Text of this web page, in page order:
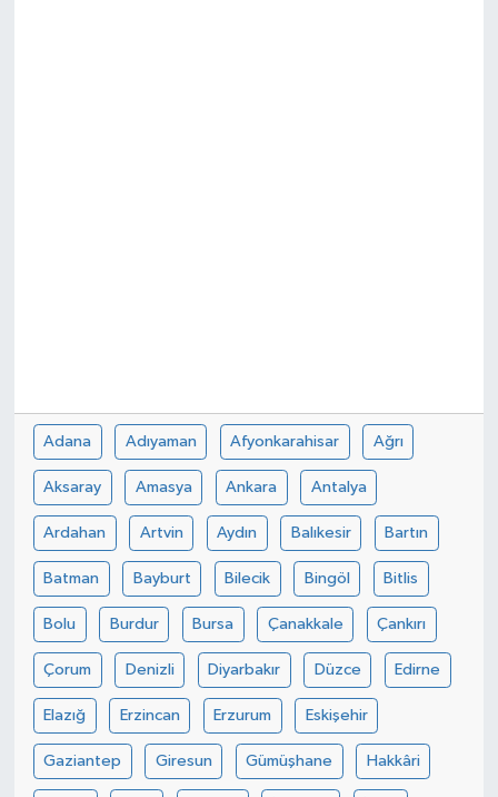
Adana Adıyaman Afyonkarahisar Ağrı
Aksaray Amasya Ankara Antalya
Ardahan Artvin Aydın Balıkesir Bartın
Batman Bayburt Bilecik Bingöl Bitlis
Bolu Burdur Bursa Çanakkale Çankırı
Çorum Denizli Diyarbakır Düzce Edirne
Elazığ Erzincan Erzurum Eskişehir
Gaziantep Giresun Gümüşhane Hakkâri
Gönen
Havran
İvrindi
KENT GÜNDEMİ
Kepsut
KÜLTÜR-SANAT
MAGAZİN